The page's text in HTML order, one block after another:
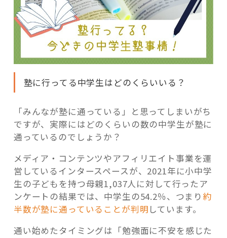
塾に行ってる中学生はどのくらいいる？
「みんなが塾に通っている」と思ってしまいがち
ですが、実際にはどのくらいの数の中学生が塾に
通っているのでしょうか？
メディア・コンテンツやアフィリエイト事業を運
営しているインタースペースが、2021年に小中学
生の子どもを持つ母親1,037人に対して行ったア
ンケートの結果では、中学生の54.2％、つまり 約
半数が塾に通っていることが判明 しています。
通い始めたタイミングは「勉強面に不安を感じた